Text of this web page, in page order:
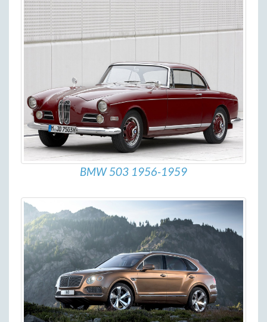
BMW 503 1956-1959